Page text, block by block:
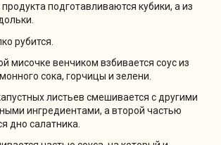
подготавливаются кубики, а из
рубится.
мисочке венчиком взбивается соус из
сока, горчицы и зелени.
листьев смешивается с другими
ингредиентами, а второй частью
дно салатника.